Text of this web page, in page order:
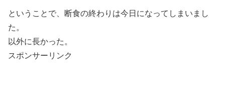
ということで、断食の終わりは今日になってしまいまし
た。
以外に長かった。
スポンサーリンク